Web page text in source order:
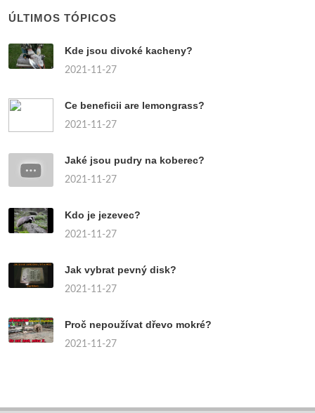
ÚLTIMOS TÓPICOS
Kde jsou divoké kacheny?
2021-11-27
Ce beneficii are lemongrass?
2021-11-27
Jaké jsou pudry na koberec?
2021-11-27
Kdo je jezevec?
2021-11-27
Jak vybrat pevný disk?
2021-11-27
Proč nepoužívat dřevo mokré?
2021-11-27